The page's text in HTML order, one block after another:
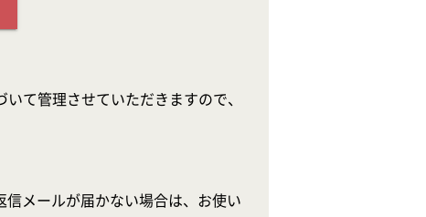
いて管理させていただきますので、
メールが届かない場合は、お使い